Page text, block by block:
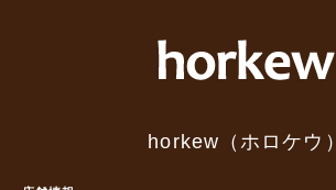
horkew（ホロケウ）